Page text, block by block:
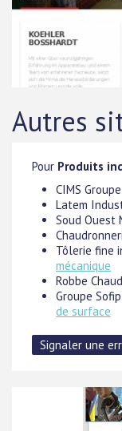
Autres
Pour Produits
CIMS
Latem
Soud Ouest
Tôlerie fine
mécanique
Robbe
Groupe
de surface